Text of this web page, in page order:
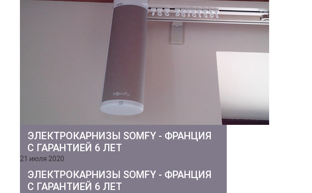
ЭЛЕКТРОКАРНИЗЫ SOMFY - ФРАНЦИЯ
С ГАРАНТИЕЙ 6 ЛЕТ
21 июля 2020
ЭЛЕКТРОКАРНИЗЫ SOMFY - ФРАНЦИЯ
С ГАРАНТИЕЙ 6 ЛЕТ